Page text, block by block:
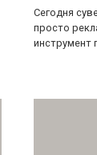
Сегодня
просто
инструмент